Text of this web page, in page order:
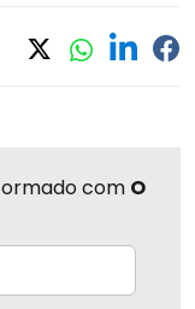
com O